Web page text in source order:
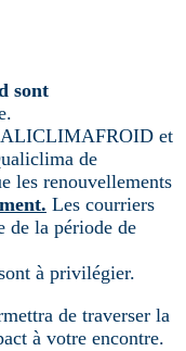
sont
et
de
les renouvellements
Les courriers
de la période de
à privilégier.
de traverser la
à votre encontre.